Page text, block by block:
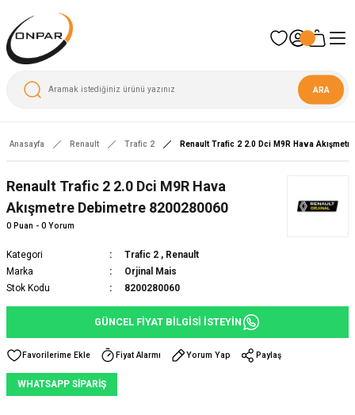
ARA
Anasayfa Renault Trafic 2 Renault Trafic 2 2.0 Dci M9R Hava
Renault Trafic 2 2.0 Dci M9R Hava
Akışmetre Debimetre 8200280060
0 Puan - 0 Yorum
Kategori Trafic 2 , Renault
Marka
Orjinal Mais
Stok Kodu
8200280060
GÜNCEL FİYAT BİLGİSİ İSTEYİN
Fiyat Alarmı Yorum Yap Paylaş
WHATSAPP SİPARİŞ